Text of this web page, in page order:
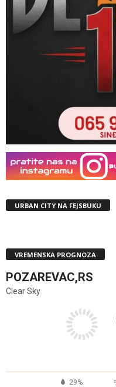
URBAN CITY NA FEJSBUKU
VREMENSKA PROGNOZA
POZAREVAC,RS
Clear Sky
29%